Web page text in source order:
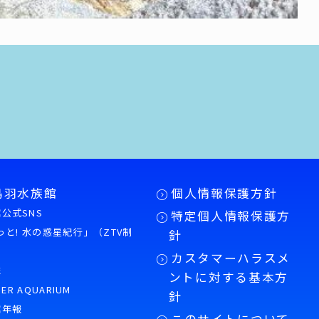
水族館
式SNS
と! 水の惑星紀行」（ZTV制
AQUARIUM
報
個人情報保護方針
特定個人情報保護方
針
カスタマーハラスメ
ントに対する基本方
針